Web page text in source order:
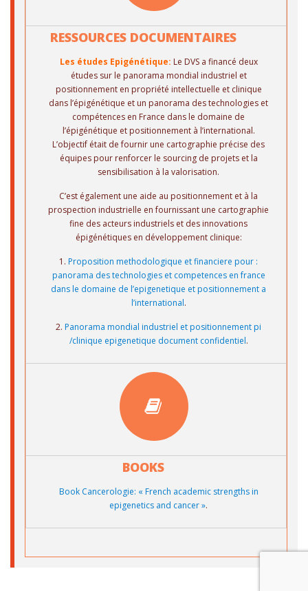
RESSOURCES DOCUMENTAIRES
Les études Epigénétique: Le DVS a financé deux
études sur le panorama mondial industriel et
positionnement en propriété intellectuelle et clinique
dans l’épigénétique et un panorama des technologies et
compétences en France dans le domaine de
l’épigénétique et positionnement à l’international.
L’objectif était de fournir une cartographie précise des
équipes pour renforcer le sourcing de projets et la
sensibilisation à la valorisation.
C’est également une aide au positionnement et à la
prospection industrielle en fournissant une cartographie
fine des acteurs industriels et des innovations
épigénétiques en développement clinique:
1. Proposition methodologique et financiere pour :
panorama des technologies et competences en france
dans le domaine de l’epigenetique et positionnement a
l’international.
2. Panorama mondial industriel et positionnement pi
/clinique epigenetique document confidentiel.
BOOKS
Book Cancerologie: « French academic strengths in
epigenetics and cancer ».